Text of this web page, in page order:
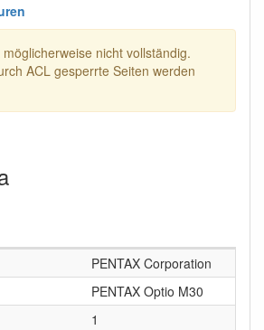
nicht vollständig.
ACL gesperrte Seiten werden
PENTAX Corporation
PENTAX Optio M30
1